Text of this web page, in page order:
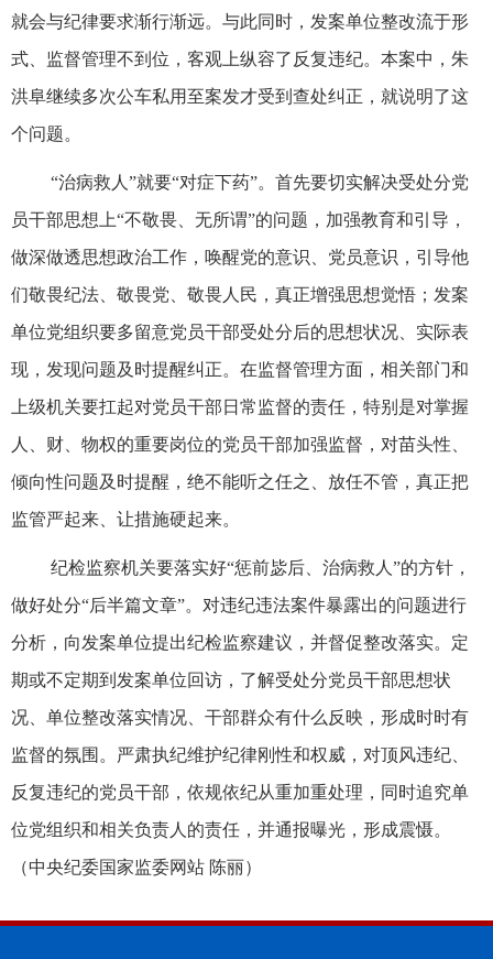
就会与纪律要求渐行渐远。与此同时，发案单位整改流于形
式、监督管理不到位，客观上纵容了反复违纪。本案中，朱
洪阜继续多次公车私用至案发才受到查处纠正，就说明了这
个问题。
“治病救人”就要“对症下药”。首先要切实解决受处分党
员干部思想上“不敬畏、无所谓”的问题，加强教育和引导，
做深做透思想政治工作，唤醒党的意识、党员意识，引导他
们敬畏纪法、敬畏党、敬畏人民，真正增强思想觉悟；发案
单位党组织要多留意党员干部受处分后的思想状况、实际表
现，发现问题及时提醒纠正。在监督管理方面，相关部门和
上级机关要扛起对党员干部日常监督的责任，特别是对掌握
人、财、物权的重要岗位的党员干部加强监督，对苗头性、
倾向性问题及时提醒，绝不能听之任之、放任不管，真正把
监管严起来、让措施硬起来。
纪检监察机关要落实好“惩前毖后、治病救人”的方针，
做好处分“后半篇文章”。对违纪违法案件暴露出的问题进行
分析，向发案单位提出纪检监察建议，并督促整改落实。定
期或不定期到发案单位回访，了解受处分党员干部思想状
况、单位整改落实情况、干部群众有什么反映，形成时时有
监督的氛围。严肃执纪维护纪律刚性和权威，对顶风违纪、
反复违纪的党员干部，依规依纪从重加重处理，同时追究单
位党组织和相关负责人的责任，并通报曝光，形成震慑。
（中央纪委国家监委网站 陈丽）